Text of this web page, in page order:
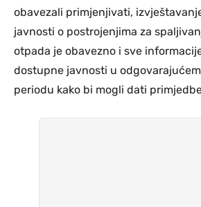
obavezali primjenjivati,
javnosti o postrojenjima za
otpada je obavezno i sve
dostupne javnosti u
periodu kako bi mogli dati